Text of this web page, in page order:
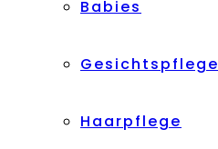
Babies
Gesichtspflege
Haarpflege